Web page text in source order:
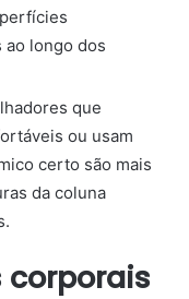
longo dos
que
ou usam
certo são mais
da coluna
corporais